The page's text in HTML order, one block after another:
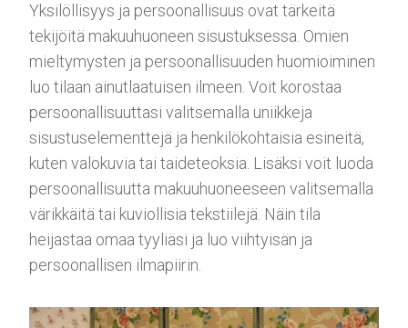
Yksilöllisyys ja persoonallisuus ovat tärkeitä
tekijöitä makuuhuoneen sisustuksessa. Omien
mieltymysten ja persoonallisuuden huomioiminen
luo tilaan ainutlaatuisen ilmeen. Voit korostaa
persoonallisuuttasi valitsemalla uniikkeja
sisustuselementtejä ja henkilökohtaisia esineitä,
kuten valokuvia tai taideteoksia. Lisäksi voit luoda
persoonallisuutta makuuhuoneeseen valitsemalla
värikkäitä tai kuviollisia tekstiilejä. Näin tila
heijastaa omaa tyyliäsi ja luo viihtyisän ja
persoonallisen ilmapiirin.